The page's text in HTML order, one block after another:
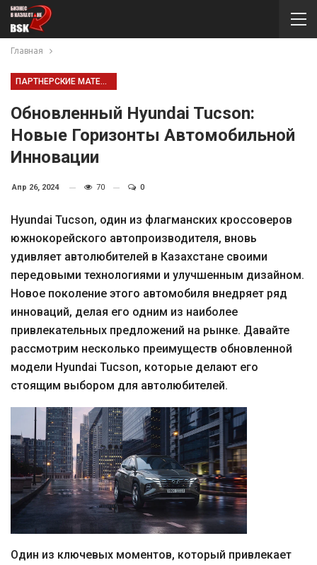
Главная
ПАРТНЕРСКИЕ МАТЕРИАЛЫ
Обновленный Hyundai Tucson:
Новые Горизонты Автомобильной
Инновации
Апр 26, 2024 70 0
Hyundai Tucson, один из флагманских кроссоверов
южнокорейского автопроизводителя, вновь
удивляет автолюбителей в Казахстане своими
передовыми технологиями и улучшенным дизайном.
Новое поколение этого автомобиля внедряет ряд
инноваций, делая его одним из наиболее
привлекательных предложений на рынке. Давайте
рассмотрим несколько преимуществ обновленной
модели Hyundai Tucson, которые делают его
стоящим выбором для автолюбителей.
Один из ключевых моментов, который привлекает